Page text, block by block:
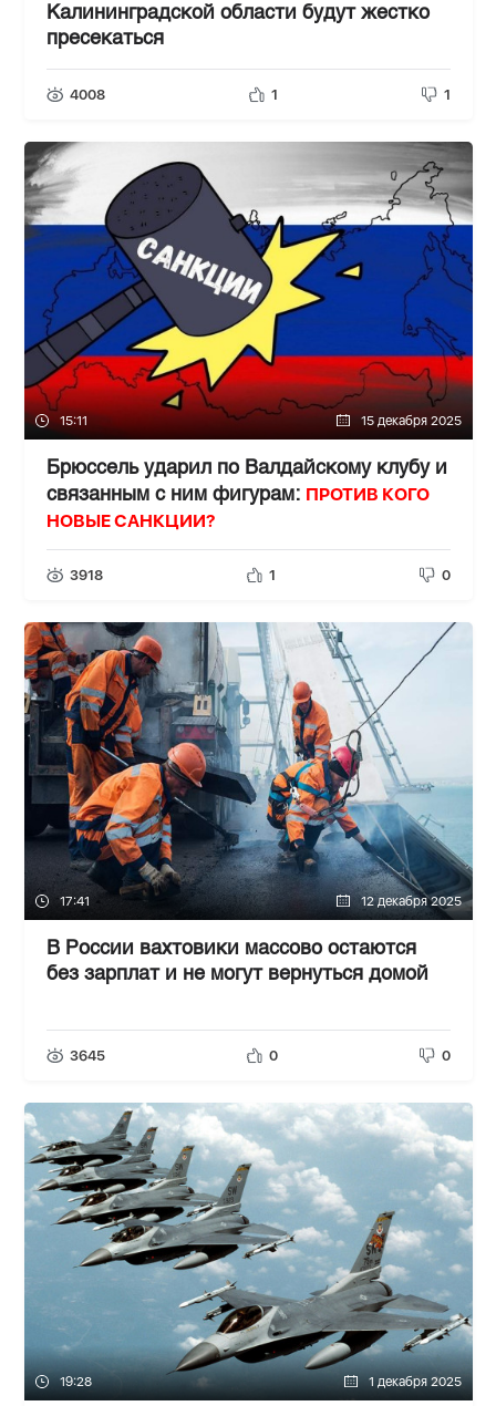
Калининградской области будут жестко
пресекаться
4008 1 1
15:11 15 декабря 2025
Брюссель ударил по Валдайскому клубу и
связанным с ним фигурам: ПРОТИВ КОГО
НОВЫЕ САНКЦИИ?
3918 1 0
17:41 12 декабря 2025
В России вахтовики массово остаются
без зарплат и не могут вернуться домой
3645 0 0
19:28 1 декабря 2025